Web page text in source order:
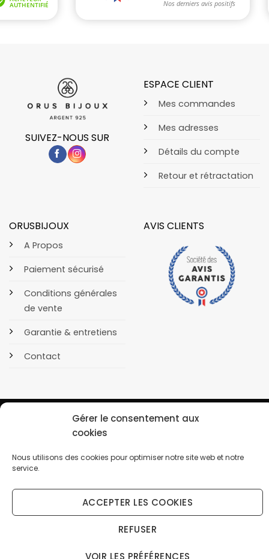
Gérer le consentement aux
cookies
Nous utilisons des cookies pour optimiser notre site web et notre
service.
ACCEPTER LES COOKIES
REFUSER
VOIR LES PRÉFÉRENCES
SUIVEZ-NOUS SUR
ESPACE CLIENT
Mes commandes
Mes adresses
Détails du compte
Retour et rétractation
ORUSBIJOUX
A Propos
Paiement sécurisé
Conditions générales
de vente
Garantie & entretiens
Contact
AVIS CLIENTS
Copyright 2026 © OrusBijoux Tous droits réservés
BP90032, 13600 La Ciotat, France - Téléphone : 09.75.23.60.62
↩️ Renoncer au contrat ici
Droit de rétractation (14 jours) — gratuit, sans connexion